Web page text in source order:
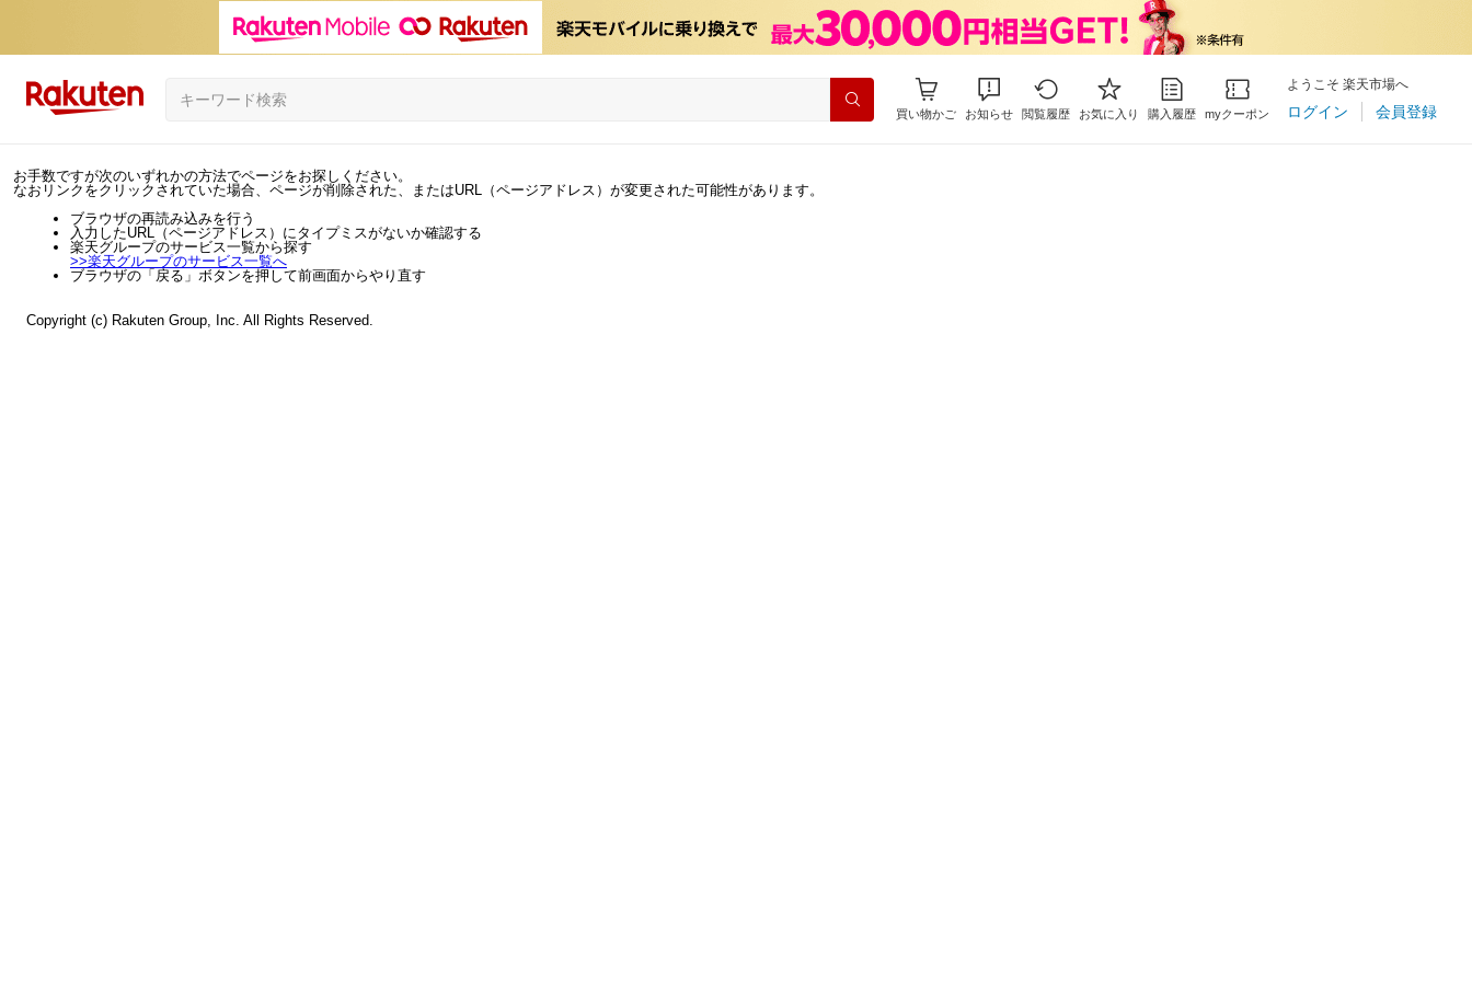
買い物かご お知らせ 閲覧履歴 お気に入り 購入履歴 myクーポン
ようこそ 楽天市場へ
ログイン 会員登録
お手数ですが次のいずれかの方法でページをお探しください。
なおリンクをクリックされていた場合、ページが削除された、またはURL（ページアドレス）が変更された可能性があります。
ブラウザの再読み込みを行う
入力したURL（ページアドレス）にタイプミスがないか確認する
楽天グループのサービス一覧から探す
>>楽天グループのサービス一覧へ
ブラウザの「戻る」ボタンを押して前画面からやり直す
Copyright (c) Rakuten Group, Inc. All Rights Reserved.